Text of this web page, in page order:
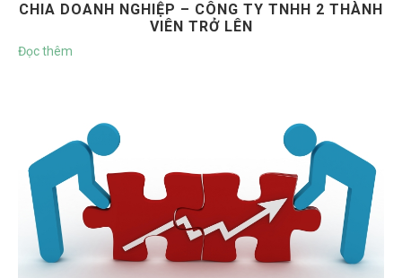
CHIA DOANH NGHIỆP – CÔNG TY TNHH 2 THÀNH
VIÊN TRỞ LÊN
Đọc thêm